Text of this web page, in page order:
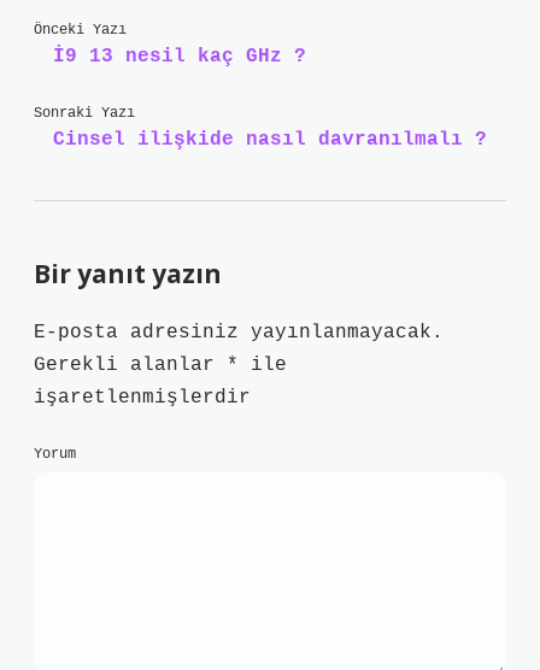
Önceki Yazı
İ9 13 nesil kaç GHz ?
Sonraki Yazı
Cinsel ilişkide nasıl davranılmalı ?
Bir yanıt yazın
E-posta adresiniz yayınlanmayacak.
Gerekli alanlar
*
ile
işaretlenmişlerdir
Yorum